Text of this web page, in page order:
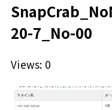
20-7_No-00
Views: 0